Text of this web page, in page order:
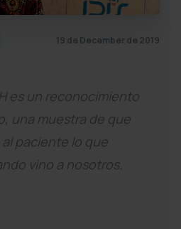
19 de December de 2019
es un reconocimiento
una muestra de que
paciente lo que
vino a nosotros.